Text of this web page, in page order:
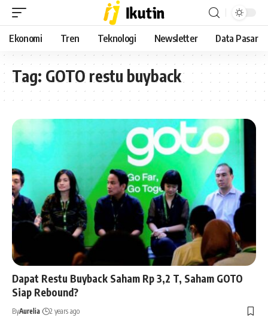
Ekonomi Tren Teknologi Newsletter Data Pasar
Tag: GOTO restu buyback
Dapat Restu Buyback Saham Rp 3,2 T, Saham GOTO
Siap Rebound?
ByAurelia 2 years ago